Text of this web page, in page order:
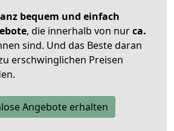
bequem und einfach
, die innerhalb von nurca.
sind. Und das Beste daran
erschwinglichen Preisen
Angebote erhalten